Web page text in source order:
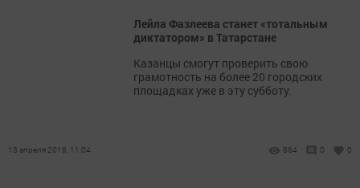
Лейла Фазлеева станет «тотальным
диктатором» в Татарстане
Казанцы смогут проверить свою
грамотность на более 20 городских
площадках уже в эту субботу.
13 апреля 2018, 11:04 864 0 0